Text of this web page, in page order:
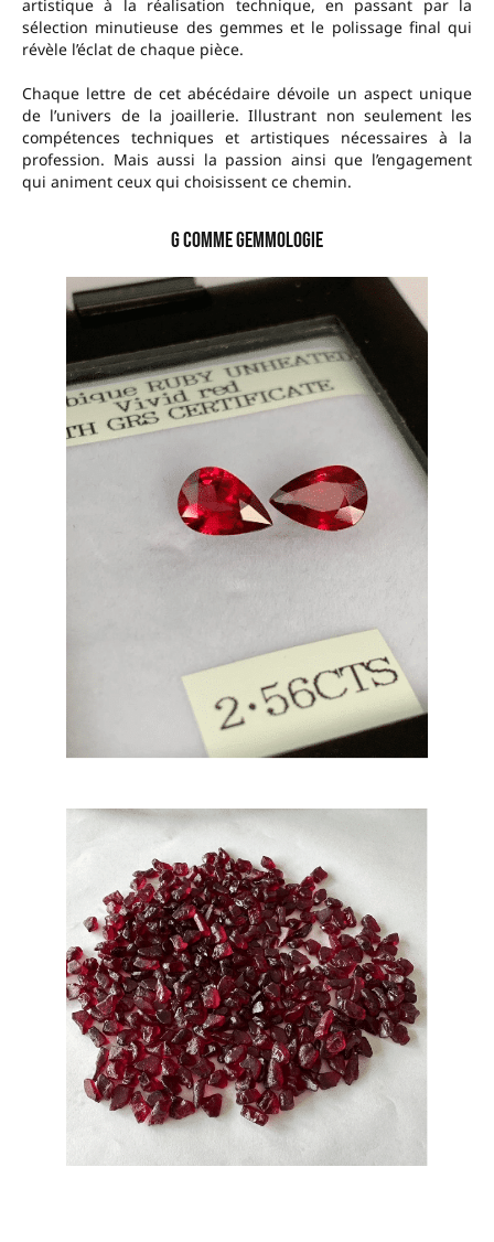
artistique à la réalisation technique, en passant par la
sélection minutieuse des gemmes et le polissage final qui
révèle l’éclat de chaque pièce.
Chaque lettre de cet abécédaire dévoile un aspect unique
de l’univers de la joaillerie. Illustrant non seulement les
compétences techniques et artistiques nécessaires à la
profession. Mais aussi la passion ainsi que l’engagement
qui animent ceux qui choisissent ce chemin.
G comme Gemmologie